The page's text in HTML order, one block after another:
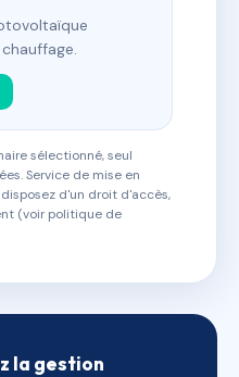
sélectionné, seul
Service de mise en
d'un droit d'accès,
(voir politique de
la gestion